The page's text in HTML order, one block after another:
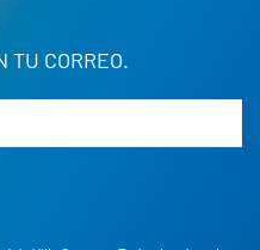
TU CORREO.